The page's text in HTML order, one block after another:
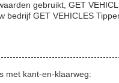
gebruikt, GET
GET VEHICLES
met kant-en-klaarweg: